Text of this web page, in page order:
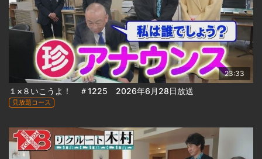
23:33
１×８いこうよ！ ＃1225 2026年6月28日放送
見放題コース